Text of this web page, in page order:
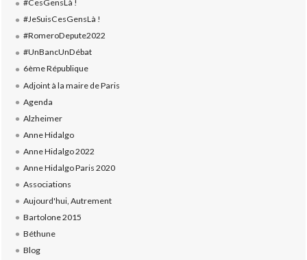
#CesGensLà !
#JeSuisCesGensLà !
#RomeroDepute2022
#UnBancUnDébat
6ème République
Adjoint à la maire de Paris
Agenda
Alzheimer
Anne Hidalgo
Anne Hidalgo 2022
Anne Hidalgo Paris 2020
Associations
Aujourd'hui, Autrement
Bartolone 2015
Béthune
Blog